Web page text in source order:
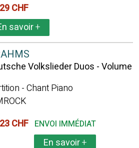
CHF
savoir+
Volkslieder Duos - Volume
- Chant Piano
CHF ENVOI IMMÉDIAT
En savoir+